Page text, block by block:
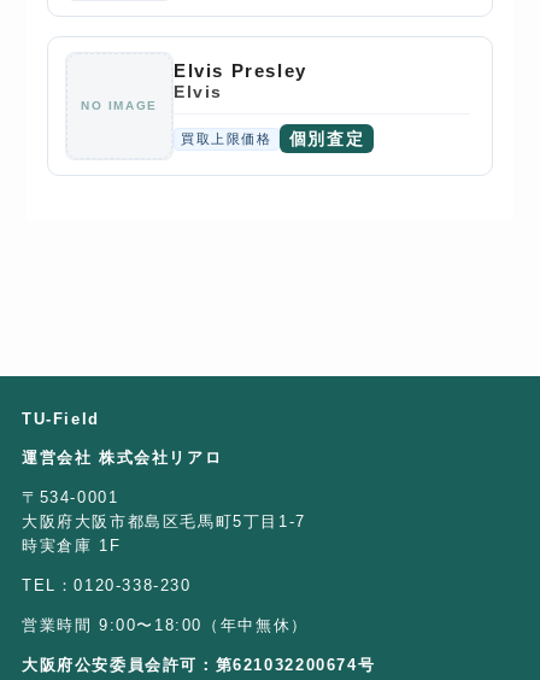
NO IMAGE
Elvis Presley
Elvis
買取上限価格 個別査定
TU-Field
運営会社 株式会社リアロ
〒534-0001
大阪府大阪市都島区毛馬町5丁目1-7
時実倉庫 1F
TEL：0120-338-230
営業時間 9:00〜18:00（年中無休）
大阪府公安委員会許可：第621032200674号